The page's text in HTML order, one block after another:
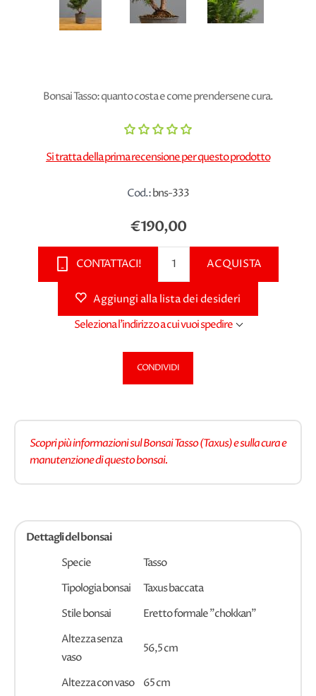
Bonsai Tasso: quanto costa e come prendersene cura.
Si tratta della prima recensione per questo prodotto
Cod.:bns-333
€190,00
CONTATTACI! ACQUISTA
Aggiungi alla lista dei desideri
Seleziona l'indirizzo a cui vuoi spedire
CONDIVIDI
Scopri più informazioni sul Bonsai Tasso (Taxus) e sulla cura e
manutenzione di questo bonsai.
Dettagli del bonsai
Specie
Tasso
Tipologia bonsai
Taxus baccata
Stile bonsai
Eretto formale "chokkan"
Altezza senza
vaso
56,5 cm
Altezza con vaso
65 cm